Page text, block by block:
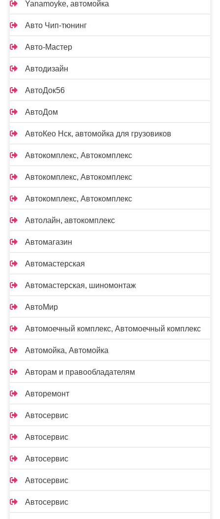
Yanamoyke, автомойка
Авто Чип-тюнинг
Авто-Мастер
Автодизайн
АвтоДок56
АвтоДом
АвтоКео Нск, автомойка для грузовиков
Автокомплекс, Автокомплекс
Автокомплекс, Автокомплекс
Автокомплекс, Автокомплекс
Автолайн, автокомплекс
Автомагазин
Автомастерская
Автомастерская, шиномонтаж
АвтоМир
Автомоечный комплекс, Автомоечный комплекс
Автомойка, Автомойка
Авторам и правообладателям
Авторемонт
Автосервис
Автосервис
Автосервис
Автосервис
Автосервис